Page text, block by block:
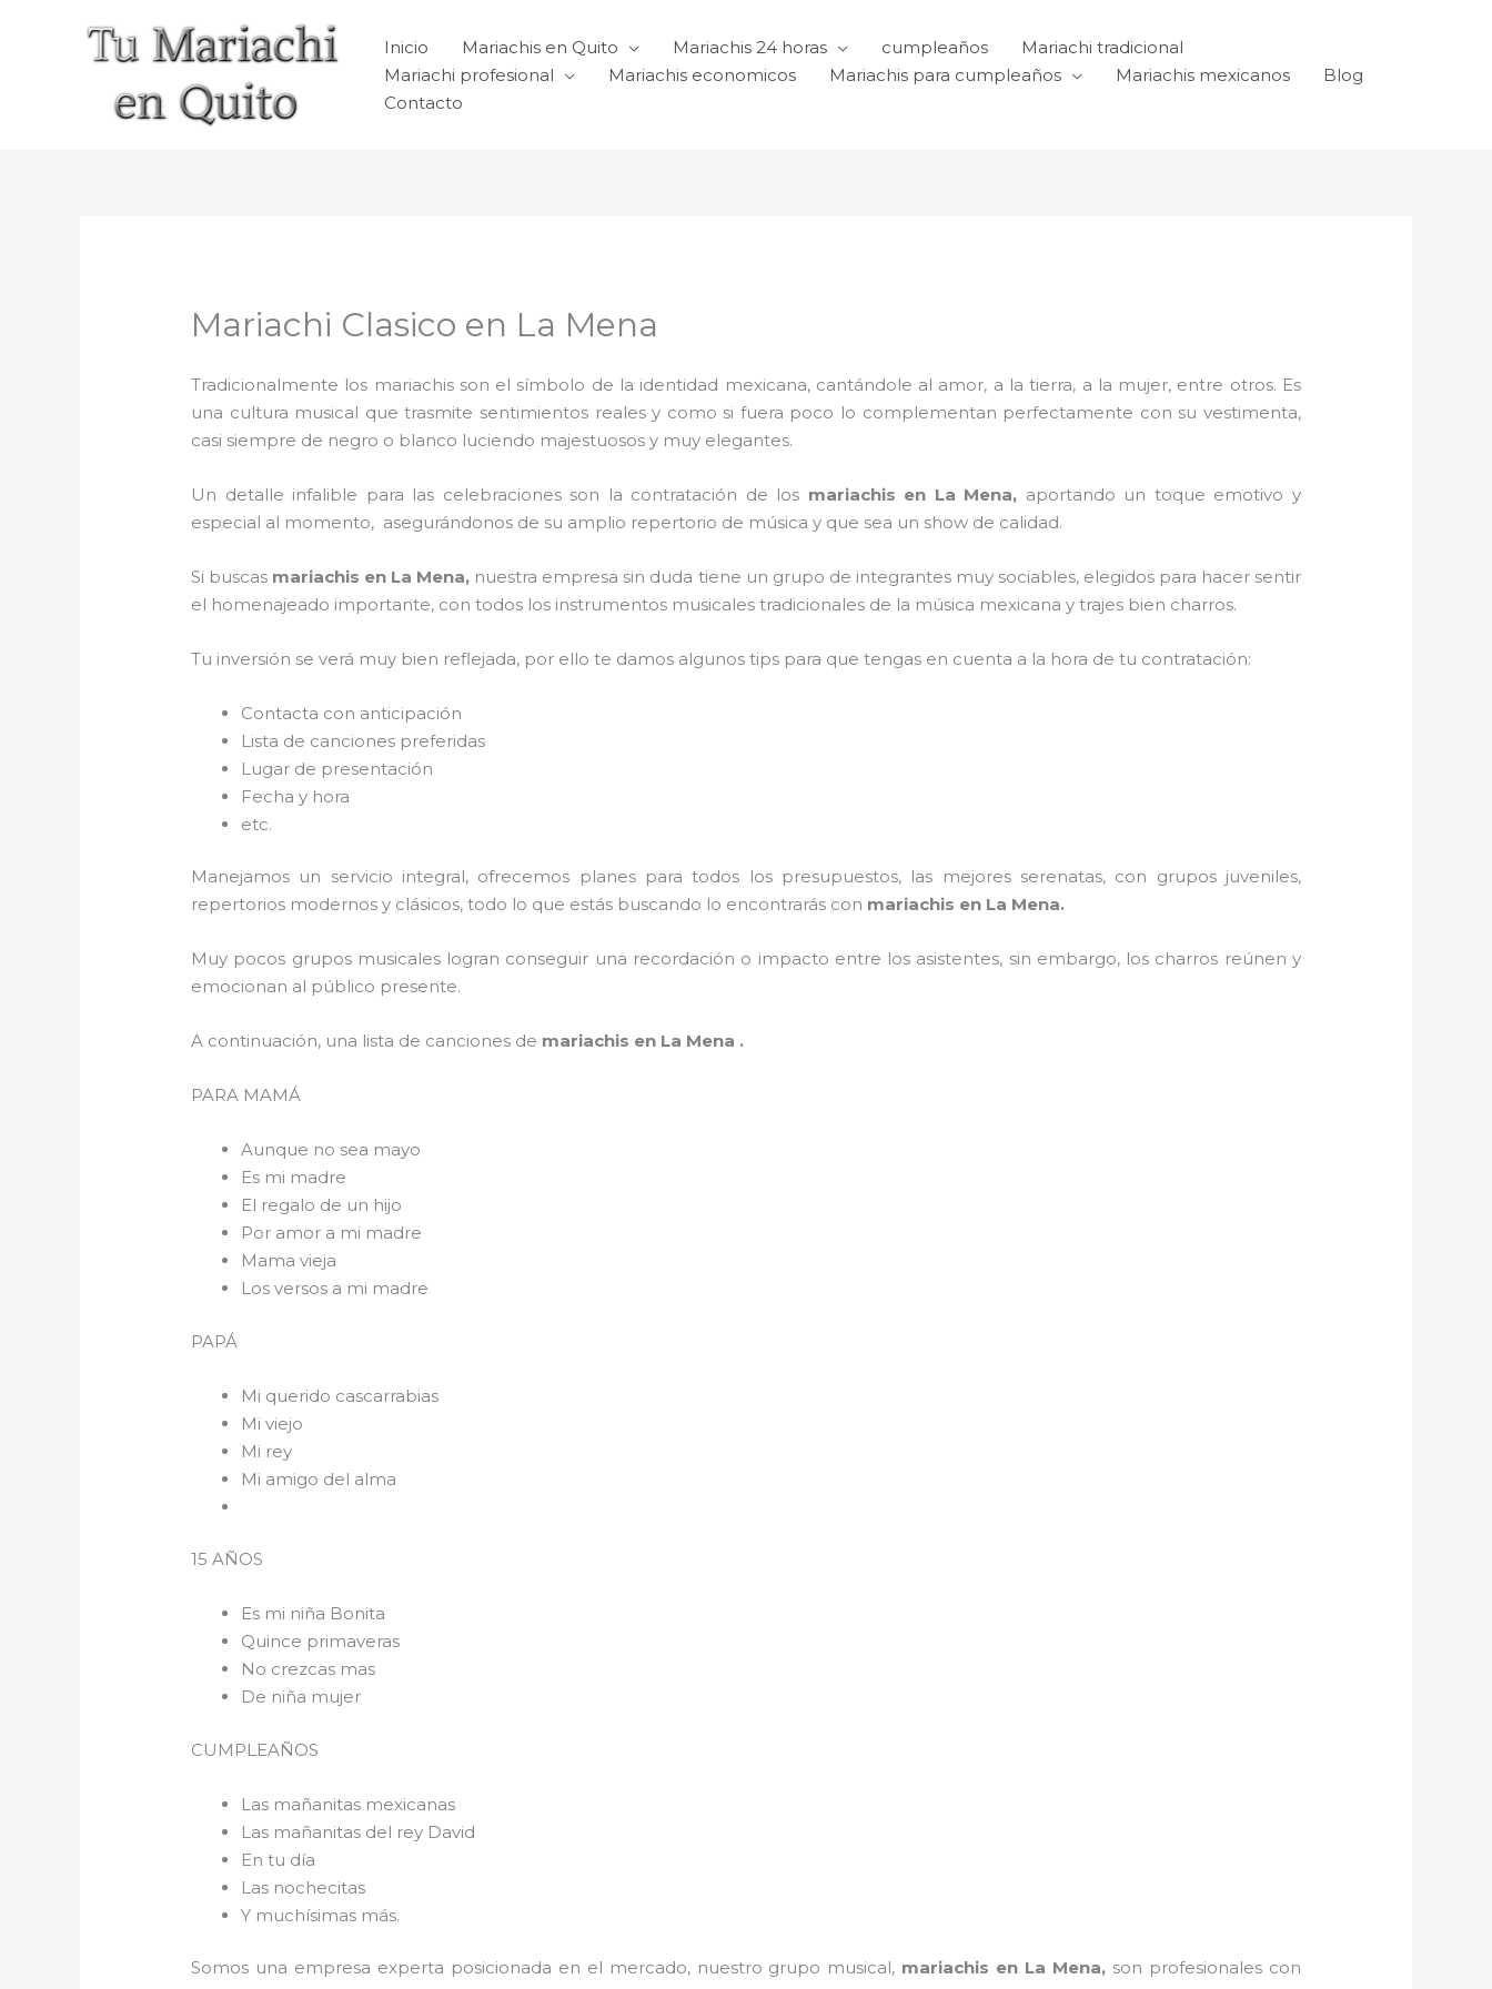
Inicio Mariachis en Quito Mariachis 24 horas cumpleaños
Mariachi tradicional
Mariachi profesional
Mariachis economicos Mariachis para cumpleaños Mariachis mexicanos
Blog
Contacto
Mariachi Clasico en La Mena
Tradicionalmente los mariachis son el símbolo de la identidad mexicana, cantándole al amor, a la tierra, a la mujer, entre otros. Es
una cultura musical que trasmite sentimientos reales y como si fuera poco lo complementan perfectamente con su vestimenta,
casi siempre de negro o blanco luciendo majestuosos y muy elegantes.
Un detalle infalible para las celebraciones son la contratación de los mariachis en La Mena, aportando un toque emotivo y
especial al momento, asegurándonos de su amplio repertorio de música y que sea un show de calidad.
Si buscas mariachis en La Mena, nuestra empresa sin duda tiene un grupo de integrantes muy sociables, elegidos para hacer sentir
el homenajeado importante, con todos los instrumentos musicales tradicionales de la música mexicana y trajes bien charros.
Tu inversión se verá muy bien reflejada, por ello te damos algunos tips para que tengas en cuenta a la hora de tu contratación:
Contacta con anticipación
Lista de canciones preferidas
Lugar de presentación
Fecha y hora
etc.
Manejamos un servicio integral, ofrecemos planes para todos los presupuestos, las mejores serenatas, con grupos juveniles,
repertorios modernos y clásicos, todo lo que estás buscando lo encontrarás con mariachis en La Mena.
Muy pocos grupos musicales logran conseguir una recordación o impacto entre los asistentes, sin embargo, los charros reúnen y
emocionan al público presente.
A continuación, una lista de canciones de mariachis en La Mena .
PARA MAMÁ
Aunque no sea mayo
Es mi madre
El regalo de un hijo
Por amor a mi madre
Mama vieja
Los versos a mi madre
PAPÁ
Mi querido cascarrabias
Mi viejo
Mi rey
Mi amigo del alma
15 AÑOS
Es mi niña Bonita
Quince primaveras
No crezcas mas
De niña mujer
CUMPLEAÑOS
Las mañanitas mexicanas
Las mañanitas del rey David
En tu día
Las nochecitas
Y muchísimas más.
Somos una empresa experta posicionada en el mercado, nuestro grupo musical, mariachis en La Mena, son profesionales con